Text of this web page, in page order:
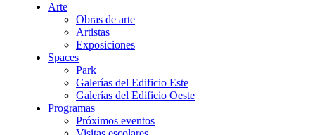
Arte
Obras de arte
Artistas
Exposiciones
Spaces
Park
Galerías del Edificio Este
Galerías del Edificio Oeste
Programas
Próximos eventos